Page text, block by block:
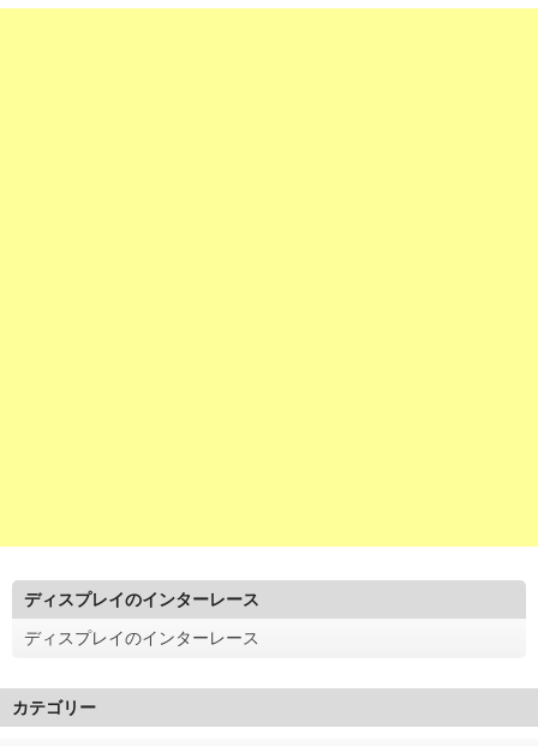
ディスプレイのインターレース
ディスプレイのインターレース
カテゴリー